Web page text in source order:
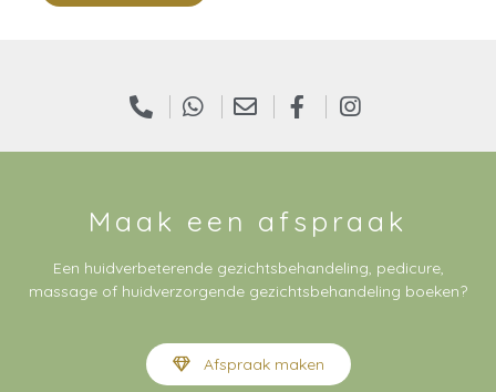
Maak een afspraak
Een huidverbeterende gezichtsbehandeling, pedicure,
massage of huidverzorgende gezichtsbehandeling boeken?
Afspraak maken